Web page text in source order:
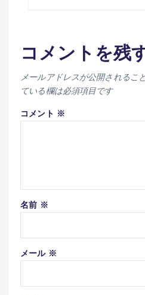
コメントを残
メールアドレスが公開されるこ
ている欄は必須項目です
コメント ※
名前 ※
メール ※